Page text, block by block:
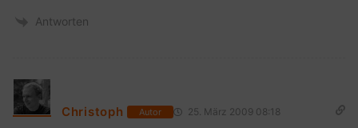
Antworten
Christoph Autor 25. März 2009 08:18